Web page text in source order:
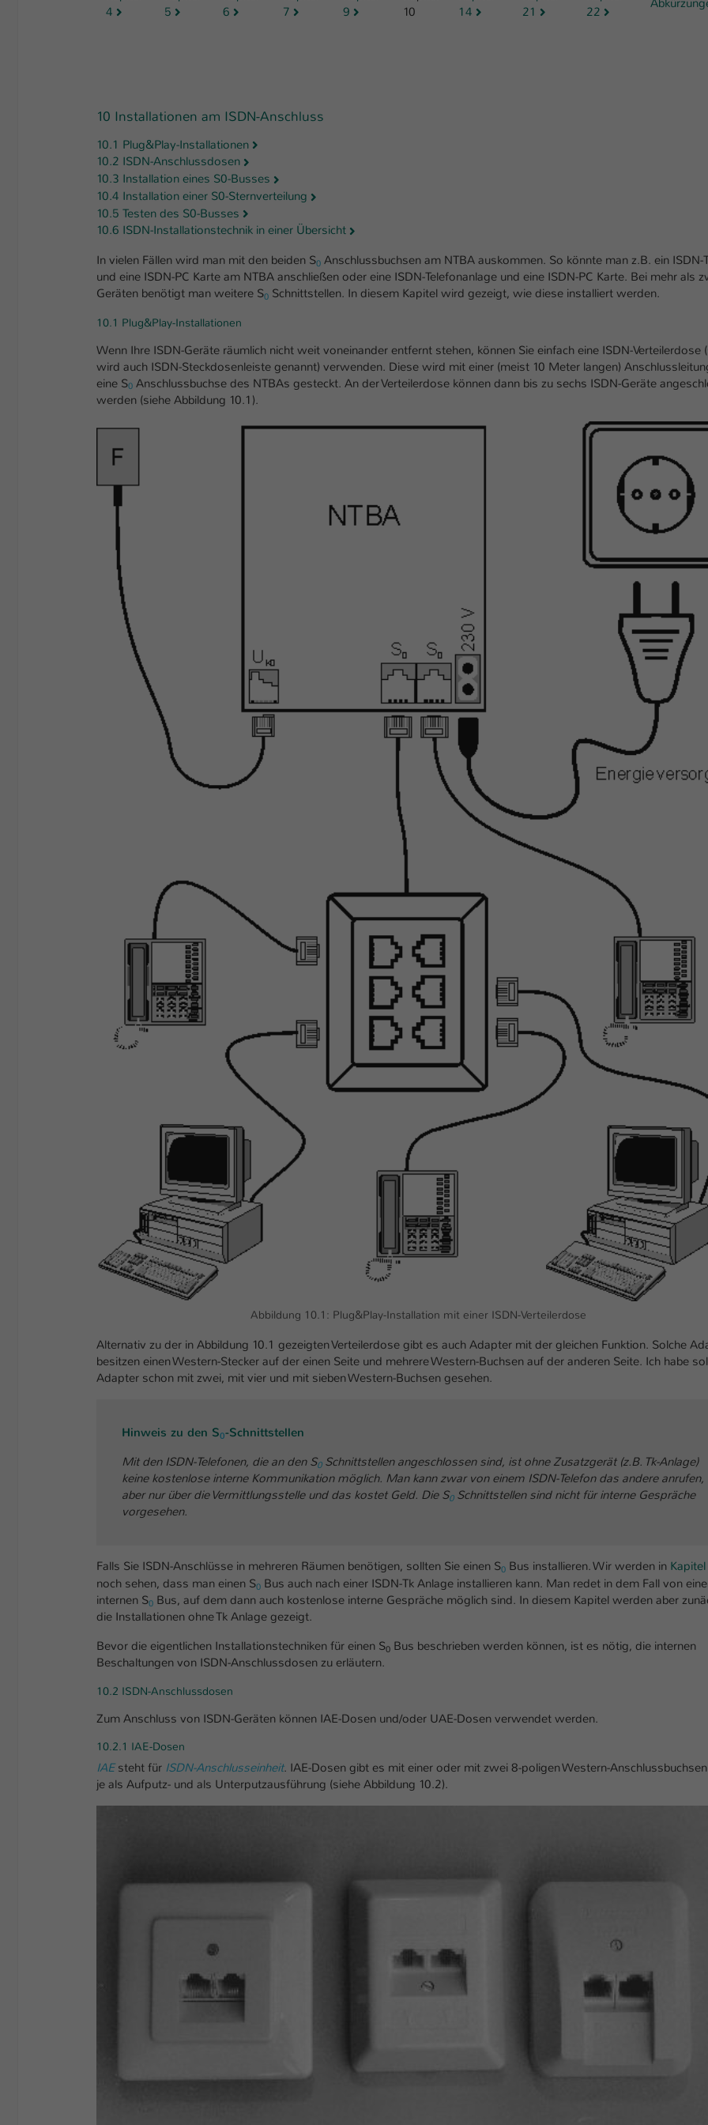
4
5
6
7
9
10
14
21
22
10 Installationen am ISDN-Anschluss
10.1 Plug&Play-Installationen
10.2 ISDN-Anschlussdosen
10.3 Installation eines S0-Busses
10.4 Installation einer S0-Sternverteilung
10.5 Testen des S0-Busses
10.6 ISDN-Installationstechnik in einer Übersicht
In vielen Fällen wird man mit den beiden S0 Anschlussbuchsen am NTBA auskommen. So könnte man z.B. ein ISDN-
und eine ISDN-PC Karte am NTBA anschließen oder eine ISDN-Telefonanlage und eine ISDN-PC Karte. Bei mehr als
Geräten benötigt man weitere S0 Schnittstellen. In diesem Kapitel wird gezeigt, wie diese installiert werden.
Abbildung 10.1: Plug&Play-Installation mit einer ISDN-Verteilerdose
10.1 Plug&Play-Installationen
Wenn Ihre ISDN-Geräte räumlich nicht weit voneinander entfernt stehen, können Sie einfach eine ISDN-Verteilerdose
wird auch ISDN-Steckdosenleiste genannt) verwenden. Diese wird mit einer (meist 10 Meter langen)
eine S0 Anschlussbuchse des NTBAs gesteckt. An der Verteilerdose können dann bis zu sechs ISDN-Geräte
werden (siehe Abbildung 10.1).
Alternativ zu der in Abbildung 10.1 gezeigten Verteilerdose gibt es auch Adapter mit der gleichen Funktion. Solche
besitzen einen Western-Stecker auf der einen Seite und mehrere Western-Buchsen auf der anderen Seite. Ich habe
Adapter schon mit zwei, mit vier und mit sieben Western-Buchsen gesehen.
Hinweis zu den S0-Schnittstellen
Mit den ISDN-Telefonen, die an den S0Schnittstellen angeschlossen sind, ist ohne Zusatzgerät (z.B. Tk-Anlage)
keine kostenlose interne Kommunikation möglich. Man kann zwar von einem ISDN-Telefon das andere anrufen,
aber nur über die Vermittlungsstelle und das kostet Geld. Die S0Schnittstellen sind nicht für interne Gespräche
vorgesehen.
Falls Sie ISDN-Anschlüsse in mehreren Räumen benötigen, sollten Sie einen S0 Bus installieren. Wir werden in
noch sehen, dass man einen S0 Bus auch nach einer ISDN-Tk Anlage installieren kann. Man redet in dem Fall von
internen S0 Bus, auf dem dann auch kostenlose interne Gespräche möglich sind. In diesem Kapitel werden aber
die Installationen ohne Tk Anlage gezeigt.
Bevor die eigentlichen Installationstechniken für einen S0 Bus beschrieben werden können, ist es nötig, die internen
Beschaltungen von ISDN-Anschlussdosen zu erläutern.
10.2 ISDN-Anschlussdosen
Zum Anschluss von ISDN-Geräten können IAE-Dosen und/oder UAE-Dosen verwendet werden.
10.2.1 IAE-Dosen
IAEsteht für ISDN-Anschlusseinheit. IAE-Dosen gibt es mit einer oder mit zwei 8-poligen Western-
je als Aufputz- und als Unterputzausführung (siehe Abbildung 10.2).
Ihrer vorgenommen Einstellungen, falls der
Name be_typo_user
Laufzeit 1 Tag
Rechte besitzt diese zu verwalten.